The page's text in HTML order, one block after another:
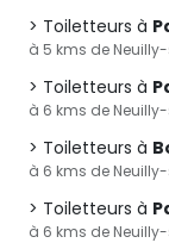
Toiletteurs à
à 5 kms de
Toiletteurs à
à 6 kms de
Toiletteurs à
à 6 kms de
Toiletteurs à
à 6 kms de